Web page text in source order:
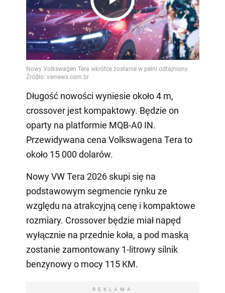
Play
Video
Długość nowości wyniesie około 4 m,
crossover jest kompaktowy. Będzie on
oparty na platformie MQB-A0 IN.
Przewidywana cena Volkswagena Tera to
około 15 000 dolarów.
Nowy VW Tera 2026 skupi się na
podstawowym segmencie rynku ze
względu na atrakcyjną cenę i kompaktowe
rozmiary. Crossover będzie miał napęd
wyłącznie na przednie koła, a pod maską
zostanie zamontowany 1-litrowy silnik
benzynowy o mocy 115 KM.
REKLAMA